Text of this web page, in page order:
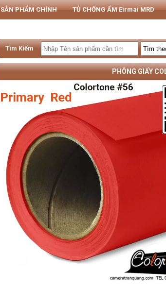
SẢN PHẨM CHÍNH TỦ CHỐNG ẨM Eirmai MRD
Tìm Kiếm
PHÔNG GIẤY